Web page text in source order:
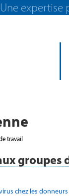
Une expertise
travail
groupes
chez les